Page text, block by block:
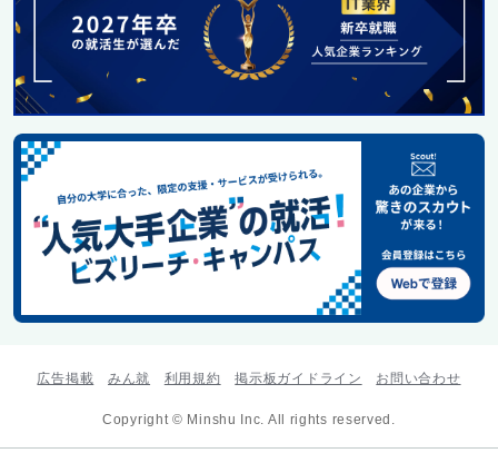
広告掲載 みん就 利用規約 掲示板ガイドライン お問い合わせ
Copyright © Minshu Inc. All rights reserved.